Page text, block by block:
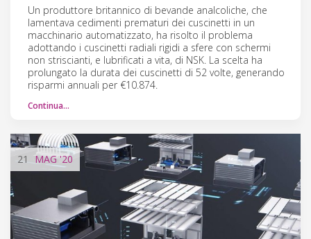
Un produttore britannico di bevande analcoliche, che
lamentava cedimenti prematuri dei cuscinetti in un
macchinario automatizzato, ha risolto il problema
adottando i cuscinetti radiali rigidi a sfere con schermi
non striscianti, e lubrificati a vita, di NSK. La scelta ha
prolungato la durata dei cuscinetti di 52 volte, generando
risparmi annuali per €10.874.
Continua…
21 MAG'20